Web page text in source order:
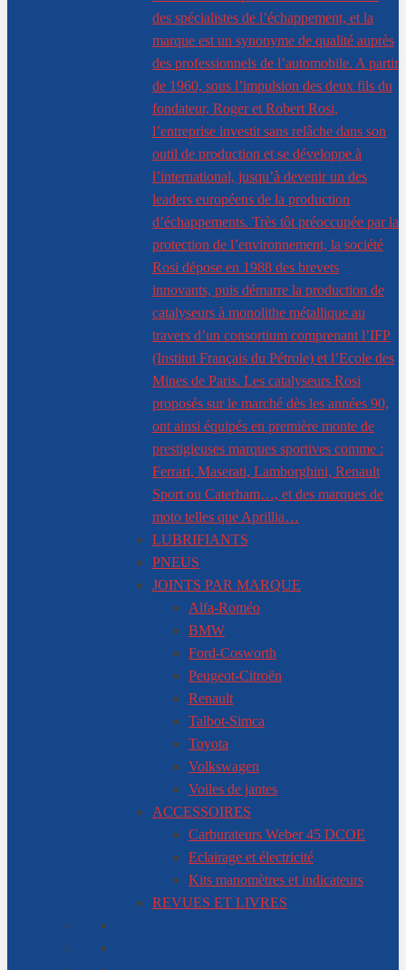
des spécialistes de l’échappement, et la
marque est un synonyme de qualité auprès
des professionnels de l’automobile. A partir
de 1960, sous l’impulsion des deux fils du
fondateur, Roger et Robert Rosi,
l’entreprise investit sans relâche dans son
outil de production et se développe à
l’international, jusqu’à devenir un des
leaders européens de la production
d’échappements. Très tôt préoccupée par la
protection de l’environnement, la société
Rosi dépose en 1988 des brevets
innovants, puis démarre la production de
catalyseurs à monolithe métallique au
travers d’un consortium comprenant l’IFP
(Institut Français du Pétrole) et l’Ecole des
Mines de Paris. Les catalyseurs Rosi
proposés sur le marché dès les années 90,
ont ainsi équipés en première monte de
prestigieuses marques sportives comme :
Ferrari, Maserati, Lamborghini, Renault
Sport ou Caterham…, et des marques de
moto telles que Aprillia…
LUBRIFIANTS
PNEUS
JOINTS PAR MARQUE
Alfa-Roméo
BMW
Ford-Cosworth
Peugeot-Citroën
Renault
Talbot-Simca
Toyota
Volkswagen
Voiles de jantes
ACCESSOIRES
Carburateurs Weber 45 DCOE
Eclairage et électricité
Kits manomètres et indicateurs
REVUES ET LIVRES